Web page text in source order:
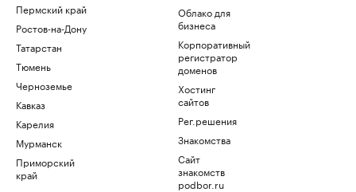
Пермский край
Ростов-на-Дону
Татарстан
Тюмень
Черноземье
Кавказ
Карелия
Мурманск
Приморский
край
Облако для
бизнеса
Корпоративный
регистратор
доменов
Хостинг
сайтов
Рег.решения
Знакомства
Сайт
знакомств
podbor.ru